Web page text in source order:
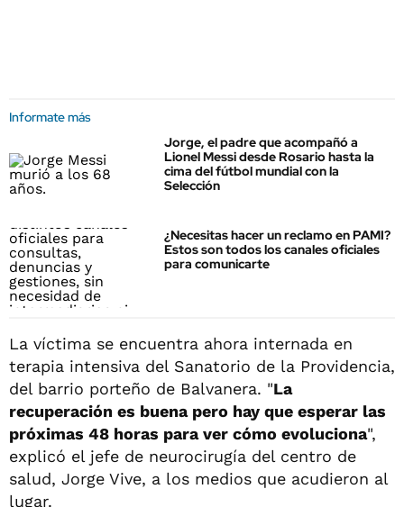
Informate más
Jorge, el padre que acompañó a
Lionel Messi desde Rosario hasta la
cima del fútbol mundial con la
Selección
¿Necesitas hacer un reclamo en PAMI?
Estos son todos los canales oficiales
para comunicarte
La víctima se encuentra ahora internada en
terapia intensiva del Sanatorio de la Providencia,
del barrio porteño de Balvanera. "La
recuperación es buena pero hay que esperar las
próximas 48 horas para ver cómo evoluciona",
explicó el jefe de neurocirugía del centro de
salud, Jorge Vive, a los medios que acudieron al
lugar.